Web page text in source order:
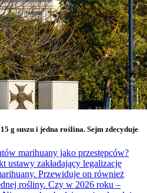
g suszu i jedna roślina. Sejm zdecyduje
marihuany jako przestępców?
ustawy zakładający legalizację
Przewiduje on również
rośliny. Czy w 2026 roku –